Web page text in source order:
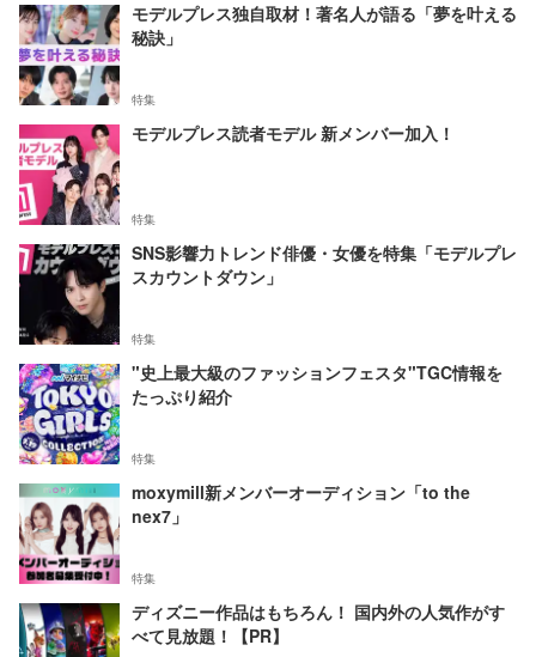
モデルプレス独自取材！著名人が語る「夢を叶える
秘訣」
特集
モデルプレス読者モデル 新メンバー加入！
特集
SNS影響力トレンド俳優・女優を特集「モデルプレ
スカウントダウン」
特集
"史上最大級のファッションフェスタ"TGC情報を
たっぷり紹介
特集
moxymill新メンバーオーディション「to the
nex7」
特集
ディズニー作品はもちろん！ 国内外の人気作がす
べて見放題！【PR】